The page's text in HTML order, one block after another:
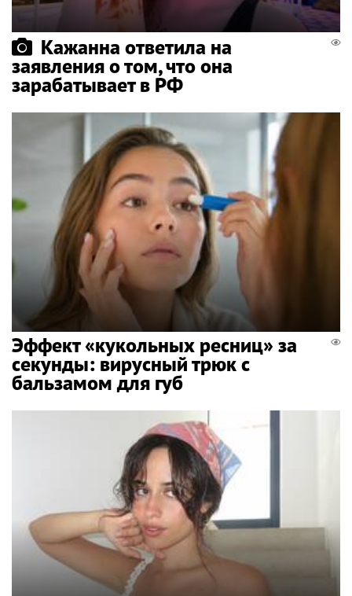
Кажанна ответила на
заявления о том, что она
зарабатывает в РФ
Эффект «кукольных ресниц» за
секунды: вирусный трюк с
бальзамом для губ